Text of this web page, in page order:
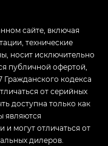
сайте, включая
технические
носит исключительно
публичной офертой,
кодекса
от серийных
доступна только как
являются
могут отличаться от
дилеров.